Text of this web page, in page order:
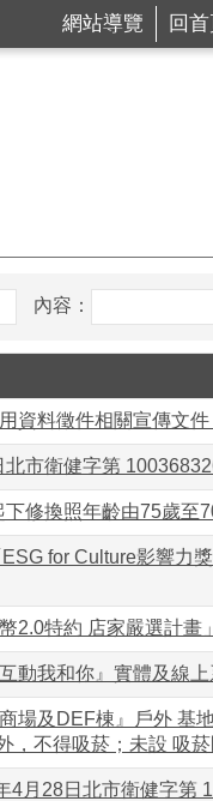
網站導覽 回
內容：
資料徵件相關宣傳文
市衛健字第
修換照年齡由75歲至
for Culture影響力
2.0特約 店家嚴選計畫」
動我和你』實體及線
場及DEF棟』戶外 基
，不得吸菸；未設 吸
4月28日北市衛健字第